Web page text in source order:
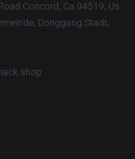
Concord, Ca 94519, Us
Donggang Stadt,